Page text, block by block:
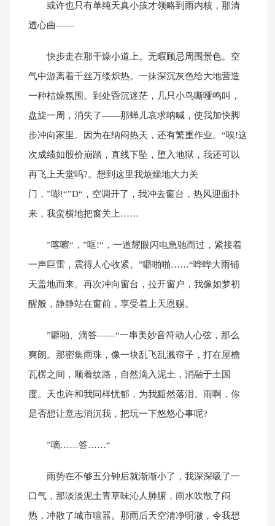
或许也只有单纯天真小孩才领略到雨内核，那清
透心曲——
快步走在那干燥小道上。无暇顾忌周围景色。空
气中游离着千丝万缕炽热。一抹深沉灰色给大地营造
一种枯燥氛围。到处昏沉迷茫，几只小鸟嘶哑鸣叫，
盘旋一周，消失了——那蝉儿哀求呐喊，使我加快脚
步冲向家里。因为在纳闷热天，还有繁重作业。“唉!这
次成绩如股价崩踏，直线下坠，堕入地狱，我还可以
再飞上天堂吗?。想到这里我烦燥地大力关
门，”嘭!“”D“，空调开了，我冲去窗台，热风迎面扑
来，我蛮横地把窗关上……
”喀嚓“，”哐!“，一道耀眼闪电急驰而过，紧接着
一声巨雷，震得人心收紧。”噼啪啪……“哗哗大雨铺
天盖地而来。再次冲向窗台，拉开窗户，我像如梦初
醒般，静静站在窗前，享受着上天恩赐。
”噼啪、滴答——“一串美妙音符动人心弦，那么
爽朗。那密集雨珠，像一块乱飞乱溅帘子，打在屋檐
瓦楞之间，顺着纹路，自然滴入泥土，消融于土国
度。天也许和我同样忧郁，为我黯然落泪。雨啊，你
是否想让意志消沉我，把玩一下悠悠心事呢?
”嘀……答……“
雨势在不够五分钟后就渐渐小了，我深深吸了一
口气，那淡淡泥土青草味沁人肺腑，雨水吹散了闷
热，冲散了城市喧嚣。那雨后天空清净明澈，令我想